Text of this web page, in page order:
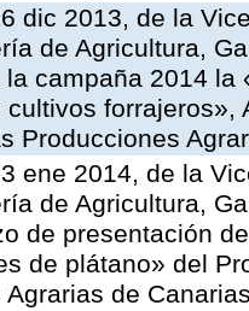
dic 2013, de la
de Agricultura,
campaña 2014 la
forrajeros»,
Producciones
ene 2014, de la
de Agricultura,
de presentación
de plátano» del
de